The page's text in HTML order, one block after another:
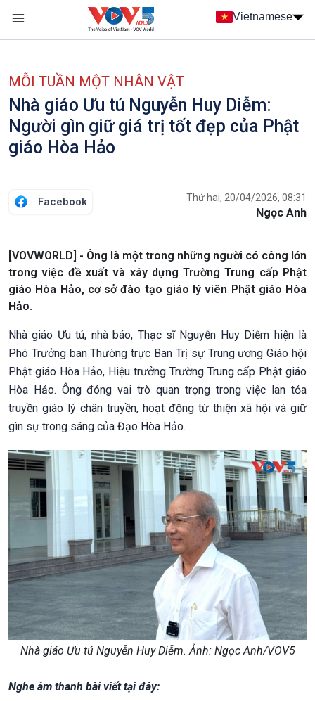
Nhảy đến nội dung
Vietnamese
MỖI TUẦN MỘT NHÂN VẬT
Nhà giáo Ưu tú Nguyễn Huy Diễm:
Người gìn giữ giá trị tốt đẹp của Phật
giáo Hòa Hảo
Facebook Thứ hai, 20/04/2026, 08:31
Ngọc Anh
[VOVWORLD] - Ông là một trong những người có công lớn
trong việc đề xuất và xây dựng Trường Trung cấp Phật
giáo Hòa Hảo, cơ sở đào tạo giáo lý viên Phật giáo Hòa
Hảo.
Nhà giáo Ưu tú, nhà báo, Thạc sĩ Nguyễn Huy Diễm hiện là
Phó Trưởng ban Thường trực Ban Trị sự Trung ương Giáo hội
Phật giáo Hòa Hảo, Hiệu trưởng Trường Trung cấp Phật giáo
Hòa Hảo. Ông đóng vai trò quan trọng trong việc lan tỏa
truyền giáo lý chân truyền, hoạt động từ thiện xã hội và giữ
gìn sự trong sáng của Đạo Hòa Hảo.
Nhà giáo Ưu tú Nguyễn Huy Diễm. Ảnh: Ngọc Anh/VOV5
Nghe âm thanh bài viết tại đây: